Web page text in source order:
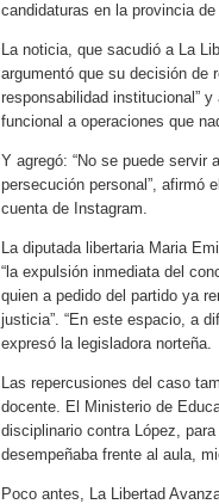
candidaturas en la provincia
La noticia, que sacudió a La
argumentó que su decisión de
responsabilidad institucional”
funcional a operaciones que
Y agregó: “No se puede
persecución personal”, afirmó
cuenta de Instagram.
La diputada libertaria Maria
“la expulsión inmediata del
quien a pedido del partido ya
justicia”. “En este espacio, a
expresó la legisladora norteña.
Las repercusiones del caso
docente. El Ministerio de
disciplinario contra López,
desempeñaba frente al aula,
Poco antes, La Libertad